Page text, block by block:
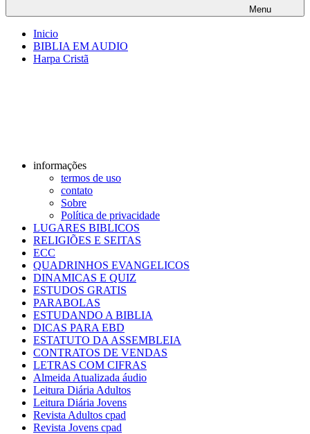
Menu
Inicio
BIBLIA EM AUDIO
Harpa Cristã
informações
termos de uso
contato
Sobre
Política de privacidade
LUGARES BIBLICOS
RELIGIÕES E SEITAS
ECC
QUADRINHOS EVANGELICOS
DINAMICAS E QUIZ
ESTUDOS GRATIS
PARABOLAS
ESTUDANDO A BIBLIA
DICAS PARA EBD
ESTATUTO DA ASSEMBLEIA
CONTRATOS DE VENDAS
LETRAS COM CIFRAS
Almeida Atualizada áudio
Leitura Diária Adultos
Leitura Diária Jovens
Revista Adultos cpad
Revista Jovens cpad